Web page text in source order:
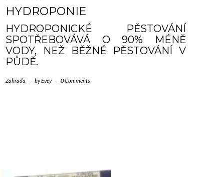
HYDROPONIE
HYDROPONICKÉ PĚSTOVÁNÍ
SPOTŘEBOVÁVÁ O 90% MÉNĚ
VODY, NEŽ BĚŽNÉ PĚSTOVÁNÍ V
PŮDĚ.
Zahrada - byEvey - 0 Comments